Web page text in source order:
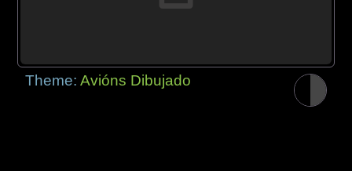
Theme:Avións Dibujado